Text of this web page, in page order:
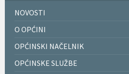
NOVOSTI
O OPĆINI
OPĆINSKI NAČELNIK
OPĆINSKE SLUŽBE